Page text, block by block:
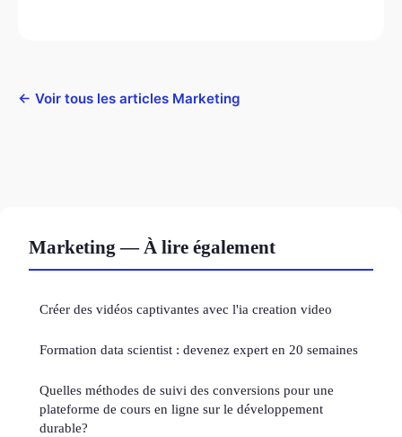
← Voir tous les articles Marketing
Marketing — À lire également
Créer des vidéos captivantes avec l'ia creation video
Formation data scientist : devenez expert en 20 semaines
Quelles méthodes de suivi des conversions pour une
plateforme de cours en ligne sur le développement
durable?